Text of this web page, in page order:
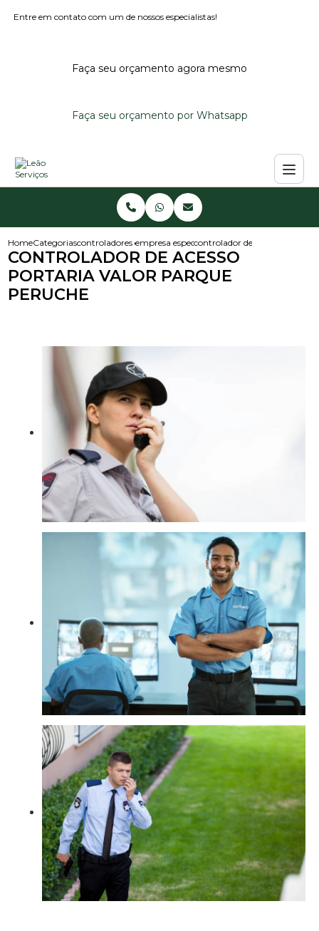
Entre em contato com um de nossos especialistas!
Faça seu orçamento agora mesmo
Faça seu orçamento por Whatsapp
HomeCategoriascontroladores de acessoempresa especialista em controlador de
controlador de acesso
CONTROLADOR DE ACESSO
PORTARIA VALOR PARQUE
PERUCHE